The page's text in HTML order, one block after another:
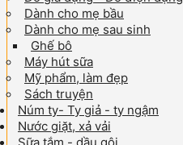
Dành cho mẹ bầu
Dành cho mẹ sau sinh
Ghế bô
Máy hút sữa
Mỹ phẩm, làm đẹp
Sách truyện
Núm ty- Ty giả - ty ngậm
Nước giặt, xả vải